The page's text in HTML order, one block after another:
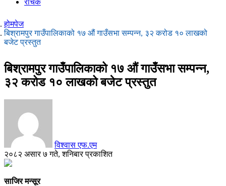
रोचक
होमपेज
बिश्रामपुर गाउँपालिकाको १७ औं गाउँसभा सम्पन्न, ३२ करोड १० लाखको
बजेट प्रस्तुत
बिश्रामपुर गाउँपालिकाको १७ औं गाउँसभा सम्पन्न,
३२ करोड १० लाखको बजेट प्रस्तुत
विश्वास एफ.एम
२०८२ असार ७ गते, शनिबार प्रकाशित
साजिर मन्सूर